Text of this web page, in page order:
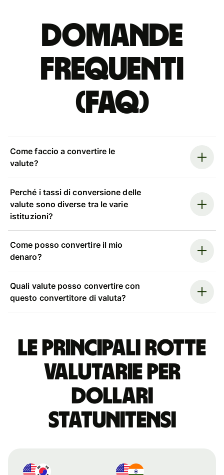
Domande
Frequenti
(FAQ)
Come faccio a convertire le
valute?
Perché i tassi di conversione delle
valute sono diverse tra le varie
istituzioni?
Come posso convertire il mio
denaro?
Quali valute posso convertire con
questo convertitore di valuta?
Le principali rotte
valutarie per
dollari
statunitensi